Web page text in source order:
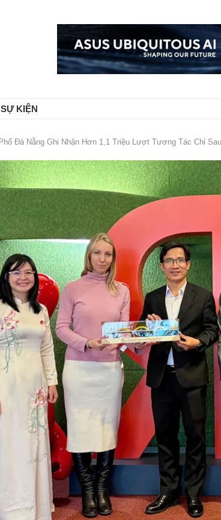
SỰ KIỆN
Đà Nẵng Ghi Nhận Hơn 1,1 Triệu Lượt Tương Tác Chỉ